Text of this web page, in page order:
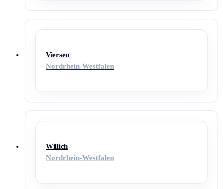
Viersen
Nordrhein-Westfalen
Willich
Nordrhein-Westfalen